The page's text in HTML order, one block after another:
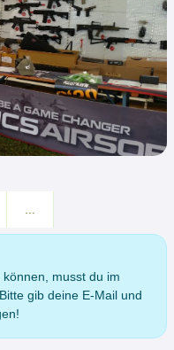
musst du im
gib deine E-Mail und